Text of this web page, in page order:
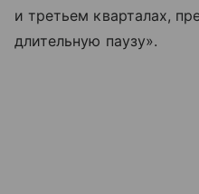
и третьем кварталах,
длительную паузу».